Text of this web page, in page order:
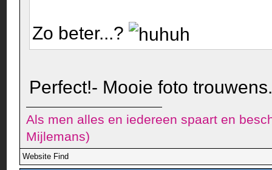
Zo beter...?
Perfect!- Mooie foto
Als men alles en iedereen spaart en
Mijlemans)
Website Find